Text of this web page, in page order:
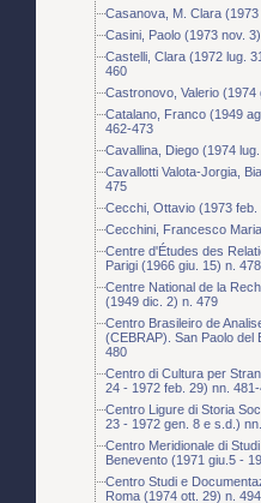
Casanova, M. Clara
Casini, Paolo (1973 nov.
Castelli, Clara (1972 lug.
460
Castronovo, Valerio (1974
Catalano, Franco (1949
462-473
Cavallina, Diego (1974
Cavallotti Valota-Jorgia,
475
Cecchi, Ottavio (1973 feb.
Cecchini, Francesco
Centre d'Études des
Parigi (1966 giu. 15) n. 478
Centre National de la
(1949 dic. 2) n. 479
Centro Brasileiro de
(CEBRAP). San Paolo del
480
Centro di Cultura per
24 - 1972 feb. 29) nn.
Centro Ligure di Storia
23 - 1972 gen. 8 e s.d.)
Centro Meridionale di
Benevento (1971 giu.5 -
Centro Studi e
Roma (1974 ott. 29) n. 494